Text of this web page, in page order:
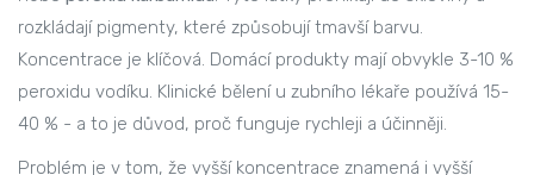
rozkládají pigmenty, které způsobují tmavší barvu.
Koncentrace je klíčová. Domácí produkty mají obvykle 3-10 %
peroxidu vodíku. Klinické bělení u zubního lékaře používá 15-
40 % - a to je důvod, proč funguje rychleji a účinněji.
Problém je v tom, že vyšší koncentrace znamená i vyšší